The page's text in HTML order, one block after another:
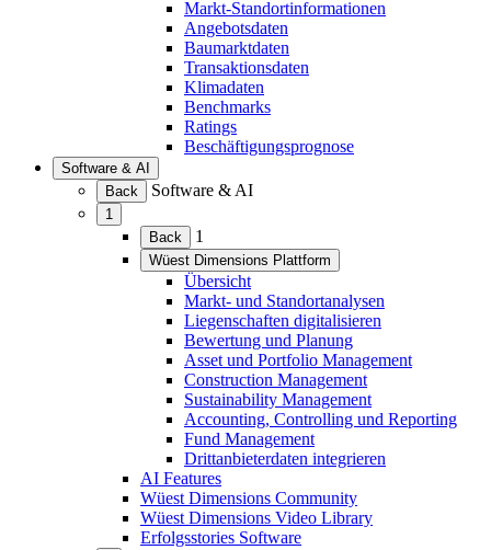
Markt-Standortinformationen
Angebotsdaten
Baumarktdaten
Transaktionsdaten
Klimadaten
Benchmarks
Ratings
Beschäftigungsprognose
Software & AI
(Menü
erweitern)
Back Software & AI
1
(Menü
erweitern)
Back 1
Wüest Dimensions Plattform
(Menü
erweitern)
Übersicht
Markt- und Standortanalysen
Liegenschaften digitalisieren
Bewertung und Planung
Asset und Portfolio Management
Construction Management
Sustainability Management
Accounting, Controlling und Reporting
Fund Management
Drittanbieterdaten integrieren
AI Features
Wüest Dimensions Community
Wüest Dimensions Video Library
Erfolgsstories Software